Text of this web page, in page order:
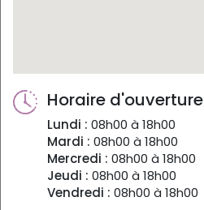
Horaire d'ouverture
Lundi : 08h00 à 18h00
Mardi : 08h00 à 18h00
Mercredi : 08h00 à 18h00
Jeudi : 08h00 à 18h00
Vendredi : 08h00 à 18h00